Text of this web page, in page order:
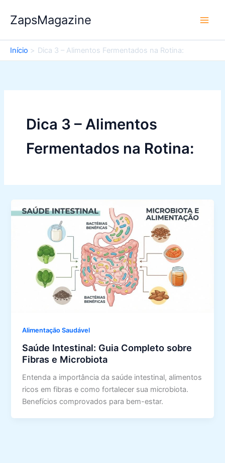
para
conteúdo
ZapsMagazine
Início Dica 3 – Alimentos Fermentados na Rotina:
Dica 3 – Alimentos
Fermentados na Rotina:
Alimentação Saudável
Saúde Intestinal: Guia Completo sobre
Fibras e Microbiota
Entenda a importância da saúde intestinal, alimentos
ricos em fibras e como fortalecer sua microbiota.
Benefícios comprovados para bem-estar.